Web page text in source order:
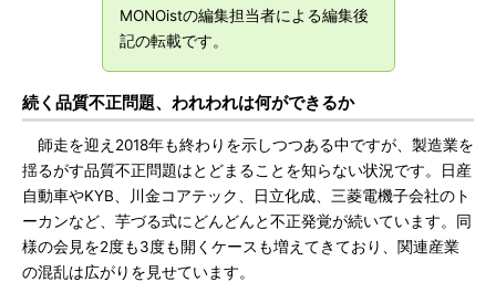
MONOistの編集担当者による編集後
記の転載です。
続く品質不正問題、われわれは何ができるか
師走を迎え2018年も終わりを示しつつある中ですが、製造業を
揺るがす品質不正問題はとどまることを知らない状況です。日産
自動車やKYB、川金コアテック、日立化成、三菱電機子会社のト
ーカンなど、芋づる式にどんどんと不正発覚が続いています。同
様の会見を2度も3度も開くケースも増えてきており、関連産業
の混乱は広がりを見せています。